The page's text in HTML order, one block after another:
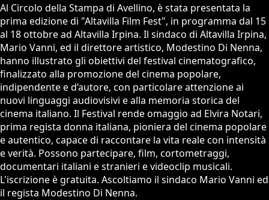
Al Circolo della Stampa di Avellino, è stata presentata la
prima edizione di "Altavilla Film Fest", in programma dal 15
al 18 ottobre ad Altavilla Irpina. Il sindaco di Altavilla Irpina,
Mario Vanni, ed il direttore artistico, Modestino Di Nenna,
hanno illustrato gli obiettivi del festival cinematografico,
finalizzato alla promozione del cinema popolare,
indipendente e d’autore, con particolare attenzione ai
nuovi linguaggi audiovisivi e alla memoria storica del
cinema italiano. Il Festival rende omaggio ad Elvira Notari,
prima regista donna italiana, pioniera del cinema popolare
e autentico, capace di raccontare la vita reale con intensità
e verità. Possono partecipare, film, cortometraggi,
documentari italiani e stranieri e videoclip musicali.
L'iscrizione è gratuita. Ascoltiamo il sindaco Mario Vanni ed
il regista Modestino Di Nenna.